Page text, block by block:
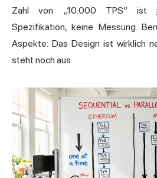
Zahl von „10.000 TPS“ ist
Spezifikation, keine Messung.
Aspekte: Das Design ist wirklich
steht noch aus.